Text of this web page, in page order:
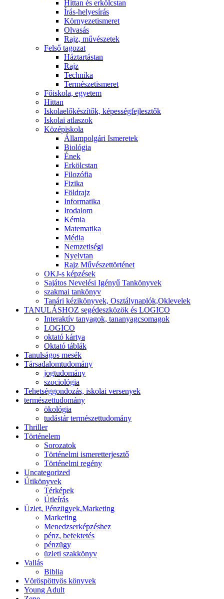
Hittan és erkölcstan
Írás-helyesírás
Környezetismeret
Olvasás
Rajz, művészetek
Felső tagozat
Háztartástan
Rajz
Technika
Természetismeret
Főiskola, egyetem
Hittan
Iskolaelőkészítők, képességfejlesztők
Iskolai atlaszok
Középiskola
Állampolgári Ismeretek
Biológia
Ének
Erkölcstan
Filozófia
Fizika
Földrajz
Informatika
Irodalom
Kémia
Matematika
Média
Nemzetiségi
Nyelvtan
Rajz Művészettörténet
OKJ-s képzések
Sajátos Nevelési Igényű Tankönyvek
szakmai tankönyv
Tanári kézikönyvek, Osztálynaplók,Oklevelek
TANULÁSHOZ segédeszközök és LOGICO
Interaktív tanyagok, tananyagcsomagok
LOGICO
oktató kártya
Oktató táblák
Tanulságos mesék
Társadalomtudomány
jogtudomány
szociológia
Tehetséggondozás, iskolai versenyek
természettudomány
ökológia
tudástár természettudomány
Thriller
Történelem
Sorozatok
Történelmi ismeretterjesztő
Történelmi regény
Uncategorized
Útikönyvek
Térképek
Útleírás
Üzlet, Pénzügyek,Marketing
Marketing
Menedzserképzéshez
pénz, befektetés
pénzügy
üzleti szakkönyv
Vallás
Biblia
Vöröspöttyös könyvek
Young Adult